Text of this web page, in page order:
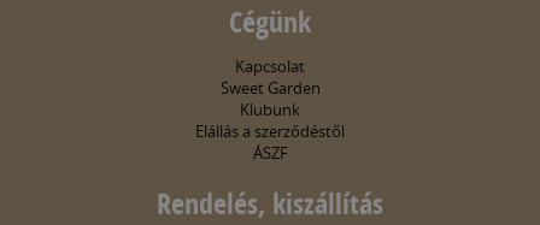
Cégünk
Kapcsolat
Sweet Garden
Klubunk
Elállás a szerződéstől
ÁSZF
Rendelés, kiszállítás